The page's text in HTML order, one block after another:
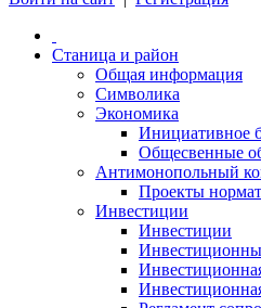
Станица и район
Общая информация
Символика
Экономика
Инициативное
Общесвенные
Антимонопольный
Проекты
Инвестиции
Инвестиции